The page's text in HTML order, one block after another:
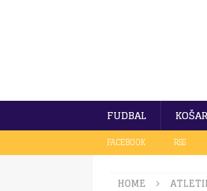
FUDBAL
FACEBOOK RSS
HOME